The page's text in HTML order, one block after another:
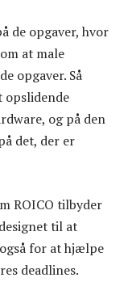
de opgaver, hvor
at male
opgaver. Så
opslidende
og på den
det, der er
ROICO tilbyder
til at
for at hjælpe
deadlines.